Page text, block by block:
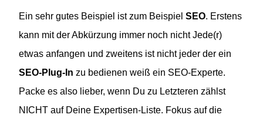
Ein sehr gutes Beispiel ist zum BeispielSEO. Erstens
kann mit der Abkürzung immer noch nicht Jede(r)
etwas anfangen und zweitens ist nicht jeder der ein
SEO-Plug-In zu bedienen weiß ein SEO-Experte.
Packe es also lieber, wenn Du zu Letzteren zählst
NICHT auf Deine Expertisen-Liste. Fokus auf die